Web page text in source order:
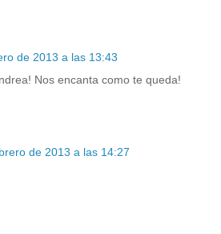
de 2013 a las 13:43
Nos encanta como te queda!
de 2013 a las 14:27